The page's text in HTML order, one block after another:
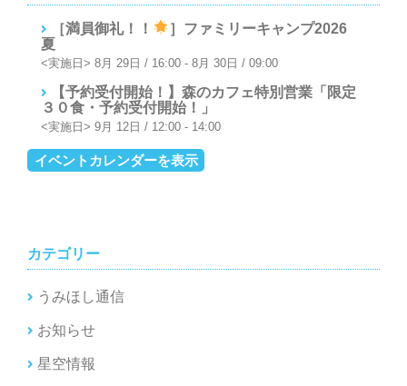
［満員御礼！！
］ファミリーキャンプ2026
夏
8月 29日 / 16:00 - 8月 30日 / 09:00
【予約受付開始！】森のカフェ特別営業「限定
３０食・予約受付開始！」
9月 12日 / 12:00 - 14:00
イベントカレンダーを表示
カテゴリー
うみほし通信
お知らせ
星空情報